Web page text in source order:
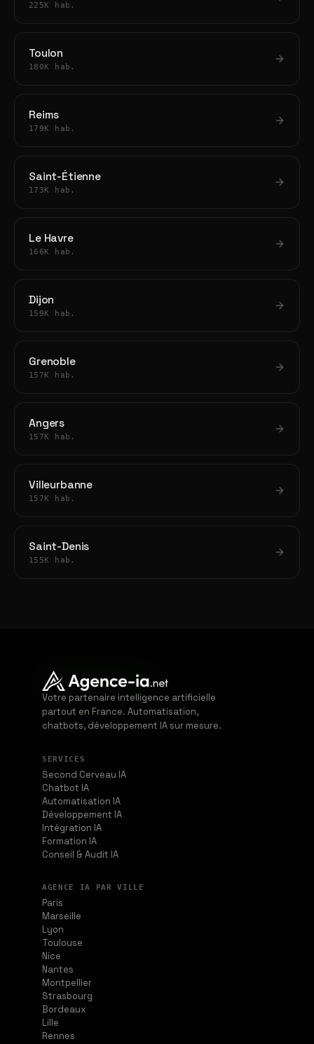
225K hab.
Toulon
180K hab.
Reims
179K hab.
Saint-Étienne
173K hab.
Le Havre
166K hab.
Dijon
159K hab.
Grenoble
157K hab.
Angers
157K hab.
Villeurbanne
157K hab.
Saint-Denis
155K hab.
Votre partenaire intelligence artificielle
partout en France. Automatisation,
chatbots, développement IA sur mesure.
SERVICES
Second Cerveau IA
Chatbot IA
Automatisation IA
Développement IA
Intégration IA
Formation IA
Conseil & Audit IA
AGENCE IA PAR VILLE
Paris
Marseille
Lyon
Toulouse
Nice
Nantes
Montpellier
Strasbourg
Bordeaux
Lille
Rennes